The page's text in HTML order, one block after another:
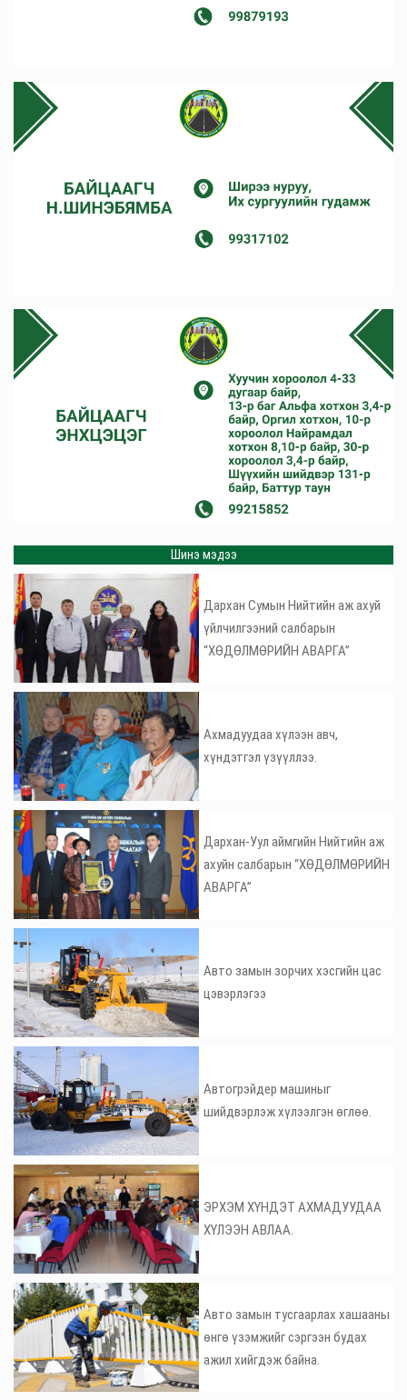
Шинэ мэдээ
Дархан Сумын Нийтийн аж ахуй
үйлчилгээний салбарын
“ХӨДӨЛМӨРИЙН АВАРГА”
Ахмадуудаа хүлээн авч,
хүндэтгэл үзүүллээ.
Дархан-Уул аймгийн Нийтийн аж
ахуйн салбарын “ХӨДӨЛМӨРИЙН
АВАРГА”
Авто замын зорчих хэсгийн цас
цэвэрлэгээ
Автогрэйдер машиныг
шийдвэрлэж хүлээлгэн өглөө.
ЭРХЭМ ХҮНДЭТ АХМАДУУДАА
ХҮЛЭЭН АВЛАА.
Авто замын тусгаарлах хашааны
өнгө үзэмжийг сэргээн будах
ажил хийгдэж байна.